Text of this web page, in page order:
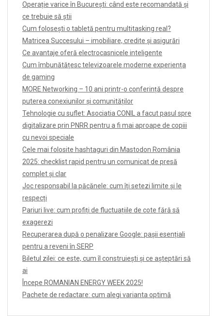
Operație varice în București: când este recomandată și
ce trebuie să știi
Cum folosești o tabletă pentru multitasking real?
Matricea Succesului – imobiliare, credite și asigurări
Ce avantaje oferă electrocasnicele inteligente
Cum îmbunătățesc televizoarele moderne experiența
de gaming
MORE Networking – 10 ani printr-o conferință despre
puterea conexiunilor și comunităților
Tehnologie cu suflet: Asociatia CONIL a facut pasul spre
digitalizare prin PNRR pentru a fi mai aproape de copiii
cu nevoi speciale
Cele mai folosite hashtaguri din Mastodon România
2025: checklist rapid pentru un comunicat de presă
complet și clar
Joc responsabil la păcănele: cum îți setezi limite și le
respecți
Pariuri live: cum profiți de fluctuațiile de cote fără să
exagerezi
Recuperarea după o penalizare Google: pașii esențiali
pentru a reveni în SERP
Biletul zilei: ce este, cum îl construiești și ce așteptări să
ai
Începe ROMANIAN ENERGY WEEK 2025!
Pachete de redactare: cum alegi varianta optimă